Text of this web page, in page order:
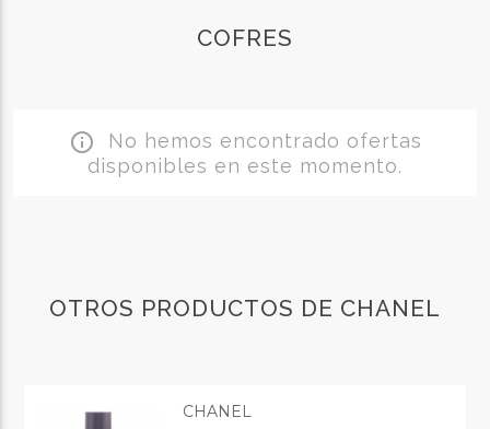
COFRES
info_outline No hemos encontrado ofertas
disponibles en este momento.
OTROS PRODUCTOS DE CHANEL
CHANEL